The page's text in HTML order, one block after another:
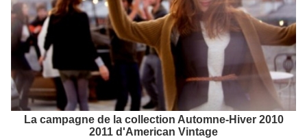
La campagne de la collection Automne-Hiver 2010
2011 d'American Vintage